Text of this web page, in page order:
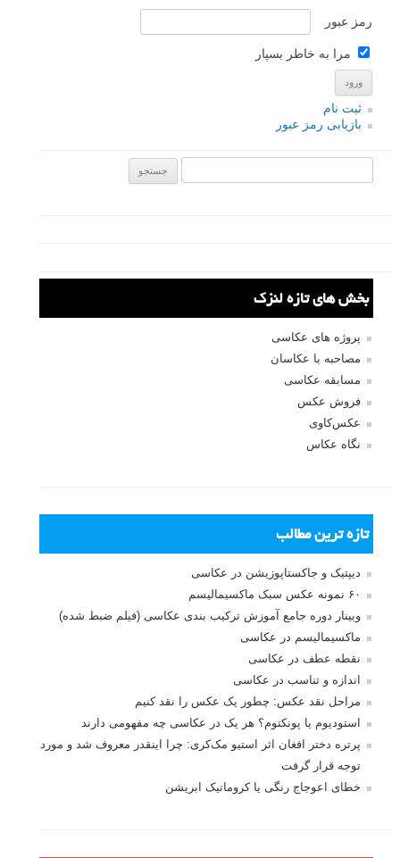
رمز عبور
مرا به خاطر بسپار
ثبت نام
بازیابی رمز عبور
بخش های تازه لنزک
پروژه های عکاسی
مصاحبه با عکاسان
مسابقه عکاسی
فروش عکس
عکس‌کاوی
نگاه عکاس
تازه ترین مطالب
دیپتیک و جاکستا‌پوزیشن در عکاسی
۶۰ نمونه عکس سبک ماکسیمالیسم
وبینار دوره جامع آموزش ترکیب بندی عکاسی (فیلم ضبط شده)
ماکسیمالیسم در عکاسی
نقطه عطف در عکاسی
اندازه و تناسب در عکاسی
مراحل نقد عکس: چطور یک عکس را نقد کنیم
استودیوم یا پونکتوم؟ هر یک در عکاسی چه مفهومی دارند
پرتره دختر افغان اثر استیو مک‌کری: چرا اینقدر معروف شد و مورد
توجه قرار گرفت
خطای اعوجاج رنگی یا کروماتیک ابریشن